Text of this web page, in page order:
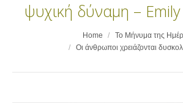
ψυχική δύναμη –
Home
Το Μήνυμα της
Οι άνθρωποι χρειάζονται